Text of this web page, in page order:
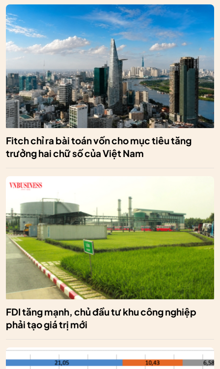
Fitch chỉ ra bài toán vốn cho mục tiêu tăng
trưởng hai chữ số của Việt Nam
FDI tăng mạnh, chủ đầu tư khu công nghiệp
phải tạo giá trị mới